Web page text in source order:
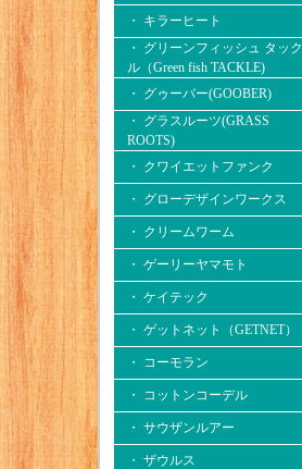
・ キラーヒート
・ グリーンフィッシュ タック
ル（Green fish TACKLE)
・ グゥーバー(GOOBER)
・ グラスルーツ(GRASS
ROOTS)
・ クワイエットファンク
・ グローデザインワークス
・ クリームワーム
・ ゲーリーヤマモト
・ ケイテック
・ ゲットネット（GETNET）
・ コーモラン
・ コットンコーデル
・ サウザンルアー
・ ザウルス